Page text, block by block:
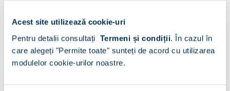
Acest site utilizează cookie-uri
Pentru detalii consultați Termeni și condiții. În cazul în
care alegeți "Permite toate" sunteți de acord cu utilizarea
modulelor cookie-urilor noastre.
Suport saltea:
Somiera si lada pat